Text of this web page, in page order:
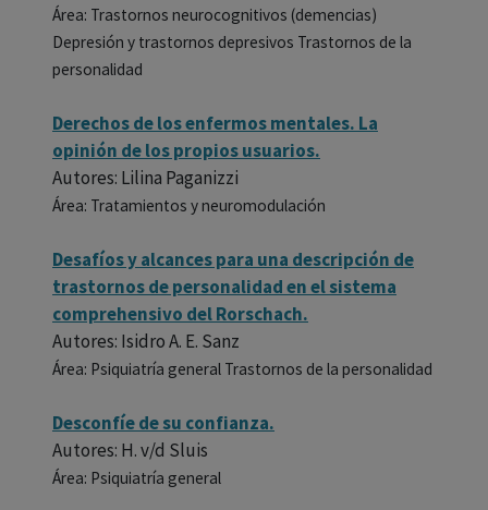
Área: Trastornos neurocognitivos (demencias)
Depresión y trastornos depresivos Trastornos de la
personalidad
Derechos de los enfermos mentales. La
opinión de los propios usuarios.
Autores: Lilina Paganizzi
Área: Tratamientos y neuromodulación
Desafíos y alcances para una descripción de
trastornos de personalidad en el sistema
comprehensivo del Rorschach.
Autores: Isidro A. E. Sanz
Área: Psiquiatría general Trastornos de la personalidad
Desconfíe de su confianza.
Autores: H. v/d Sluis
Área: Psiquiatría general